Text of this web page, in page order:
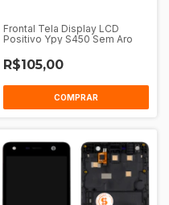
Frontal Tela Display LCD
Positivo Ypy S450 Sem Aro
R$105,00
COMPRAR